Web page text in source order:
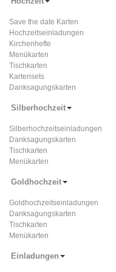
Save the date Karten
Hochzeitseinladungen
Kirchenhefte
Menükarten
Tischkarten
Kartensets
Danksagungskarten
Silberhochzeit
Silberhochzeitseinladungen
Danksagungskarten
Tischkarten
Menükarten
Goldhochzeit
Goldhochzeitseinladungen
Danksagungskarten
Tischkarten
Menükarten
Einladungen